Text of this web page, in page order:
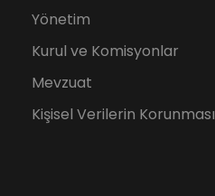
Yönetim
Kurul ve Komisyonlar
Mevzuat
Kişisel Verilerin Korunması